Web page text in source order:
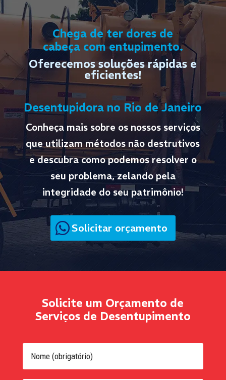
Chega de ter dores de
cabeça com entupimento.
Oferecemos soluções rápidas e
eficientes!
Desentupidora no Rio de Janeiro
Conheça mais sobre os nossos serviços
que utilizam métodos não destrutivos
e descubra como podemos resolver o
seu problema, zelando pela
integridade do seu patrimônio!
Solicitar orçamento
Solicite um Orçamento de
Serviços de Desentupimento